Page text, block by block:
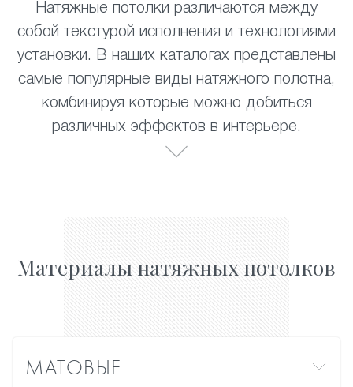
Натяжные потолки различаются между
собой текстурой исполнения и технологиями
установки. В наших каталогах представлены
самые популярные виды натяжного полотна,
комбинируя которые можно добиться
различных эффектов в интерьере.
Материалы натяжных потолков
МАТОВЫЕ